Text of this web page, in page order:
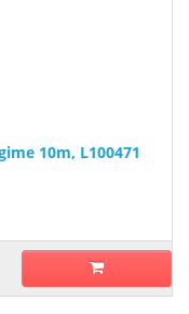
10m, L100471